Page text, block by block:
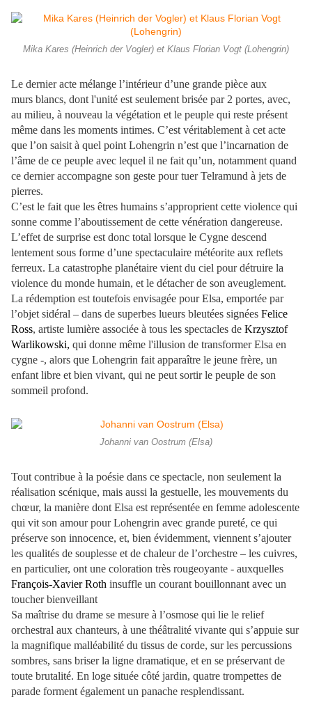
Mika Kares (Heinrich der Vogler) et Klaus Florian Vogt (Lohengrin)
Le dernier acte mélange l’intérieur d’une grande pièce aux
murs blancs, dont l'unité est seulement brisée par 2 portes, avec,
au milieu, à nouveau la végétation et le peuple qui reste présent
même dans les moments intimes. C’est véritablement à cet acte
que l’on saisit à quel point Lohengrin n’est que l’incarnation de
l’âme de ce peuple avec lequel il ne fait qu’un, notamment quand
ce dernier accompagne son geste pour tuer Telramund à jets de
pierres.
C’est le fait que les êtres humains s’approprient cette violence qui
sonne comme l’aboutissement de cette vénération dangereuse.
L’effet de surprise est donc total lorsque le Cygne descend
lentement sous forme d’une spectaculaire météorite aux reflets
ferreux. La catastrophe planétaire vient du ciel pour détruire la
violence du monde humain, et le détacher de son aveuglement.
La rédemption est toutefois envisagée pour Elsa, emportée par
l’objet sidéral – dans de superbes lueurs bleutées signées Felice
Ross, artiste lumière associée à tous les spectacles de Krzysztof
Warlikowski, qui donne même l'illusion de transformer Elsa en
cygne -, alors que Lohengrin fait apparaître le jeune frère, un
enfant libre et bien vivant, qui ne peut sortir le peuple de son
sommeil profond.
Johanni van Oostrum (Elsa)
Tout contribue à la poésie dans ce spectacle, non seulement la
réalisation scénique, mais aussi la gestuelle, les mouvements du
chœur, la manière dont Elsa est représentée en femme adolescente
qui vit son amour pour Lohengrin avec grande pureté, ce qui
préserve son innocence, et, bien évidemment, viennent s’ajouter
les qualités de souplesse et de chaleur de l’orchestre – les cuivres,
en particulier, ont une coloration très rougeoyante - auxquelles
François-Xavier Roth insuffle un courant bouillonnant avec un
toucher bienveillant
Sa maîtrise du drame se mesure à l’osmose qui lie le relief
orchestral aux chanteurs, à une théâtralité vivante qui s’appuie sur
la magnifique malléabilité du tissus de corde, sur les percussions
sombres, sans briser la ligne dramatique, et en se préservant de
toute brutalité. En loge située côté jardin, quatre trompettes de
parade forment également un panache resplendissant.